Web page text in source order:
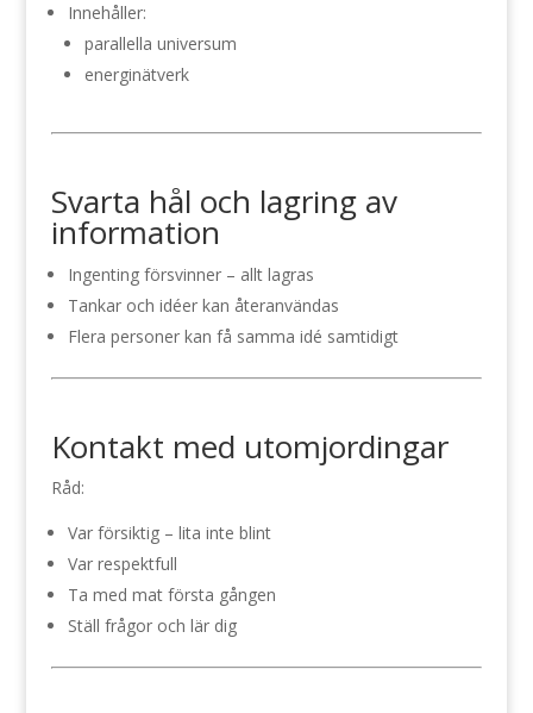
Innehåller:
parallella universum
energinätverk
Svarta hål och lagring av
information
Ingenting försvinner – allt lagras
Tankar och idéer kan återanvändas
Flera personer kan få samma idé samtidigt
Kontakt med utomjordingar
Råd:
Var försiktig – lita inte blint
Var respektfull
Ta med mat första gången
Ställ frågor och lär dig